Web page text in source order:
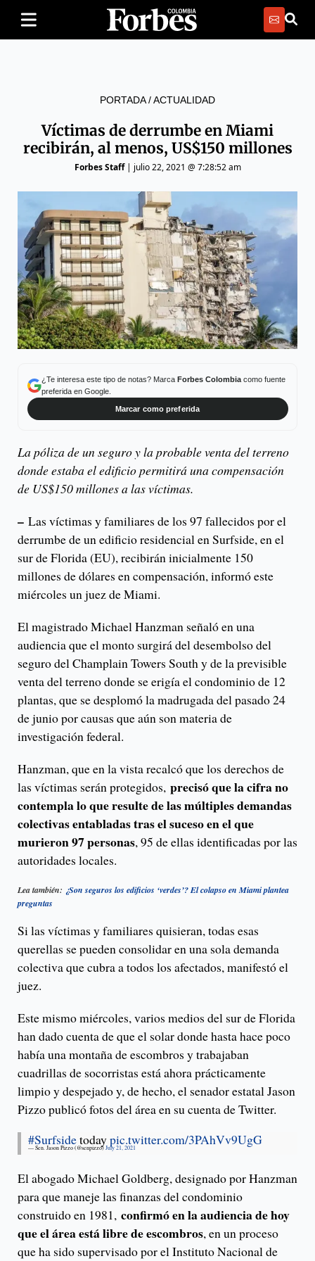
PORTADA/ACTUALIDAD
Víctimas de derrumbe en Miami
recibirán, al menos, US$150 millones
Forbes Staff| julio 22, 2021 @ 7:28:52 am
¿Te interesa este tipo de notas? Marca Forbes Colombiacomo fuente
preferida en Google.
Marcar como preferida
La póliza de un seguro y la probable venta del terreno
donde estaba el edificio permitirá una compensación
de US$150 millones a las víctimas.
– Las víctimas y familiares de los 97 fallecidos por el
derrumbe de un edificio residencial en Surfside, en el
sur de Florida (EU), recibirán inicialmente 150
millones de dólares en compensación, informó este
miércoles un juez de Miami.
El magistrado Michael Hanzman señaló en una
audiencia que el monto surgirá del desembolso del
seguro del Champlain Towers South y de la previsible
venta del terreno donde se erigía el condominio de 12
plantas, que se desplomó la madrugada del pasado 24
de junio por causas que aún son materia de
investigación federal.
Hanzman, que en la vista recalcó que los derechos de
las víctimas serán protegidos, precisó que la cifra no
contempla lo que resulte de las múltiples demandas
colectivas entabladas tras el suceso en el que
murieron 97 personas, 95 de ellas identificadas por las
autoridades locales.
Lea también: ¿Son seguros los edificios ‘verdes’? El colapso en Miami plantea
preguntas
Si las víctimas y familiares quisieran, todas esas
querellas se pueden consolidar en una sola demanda
colectiva que cubra a todos los afectados, manifestó el
juez.
Este mismo miércoles, varios medios del sur de Florida
han dado cuenta de que el solar donde hasta hace poco
había una montaña de escombros y trabajaban
cuadrillas de socorristas está ahora prácticamente
limpio y despejado y, de hecho, el senador estatal Jason
Pizzo publicó fotos del área en su cuenta de Twitter.
#Surfsidetodaypic.twitter.com/3PAhVv9UgG
— Sen. Jason Pizzo (@senpizzo) July 21, 2021
El abogado Michael Goldberg, designado por Hanzman
para que maneje las finanzas del condominio
construido en 1981, confirmó en la audiencia de hoy
que el área está libre de escombros, en un proceso
que ha sido supervisado por el Instituto Nacional de